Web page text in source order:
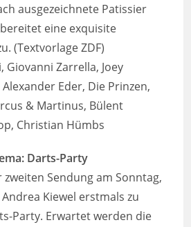
ausgezeichnete Patissier
eine exquisite
(Textvorlage ZDF)
Giovanni Zarrella, Joey
Eder, Die Prinzen,
& Martinus, Bülent
Christian Hümbs
Darts-Party
zweiten Sendung am Sonntag,
Kiewel erstmals zu
Party. Erwartet werden die